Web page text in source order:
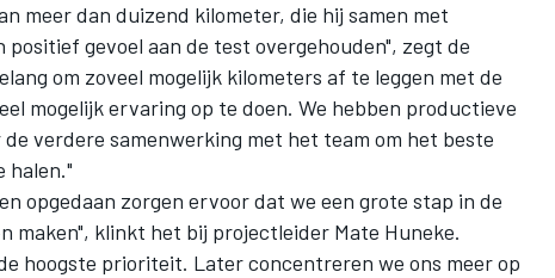
meer dan duizend kilometer, die hij samen met
gevoel aan de test overgehouden", zegt de
om zoveel mogelijk kilometers af te leggen met de
mogelijk ervaring op te doen. We hebben productieve
verdere samenwerking met het team om het beste
halen."
opgedaan zorgen ervoor dat we een grote stap in de
maken", klinkt het bij projectleider Mate Huneke.
hoogste prioriteit. Later concentreren we ons meer op